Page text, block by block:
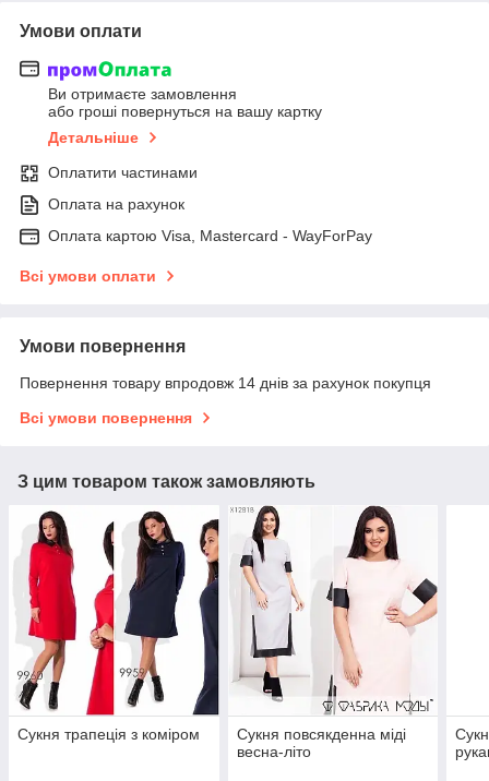
Умови оплати
Ви отримаєте замовлення
або гроші повернуться на вашу картку
Детальніше
Оплатити частинами
Оплата на рахунок
Оплата картою Visa, Mastercard - WayForPay
Всі умови оплати
Умови повернення
Повернення товару впродовж 14 днів за рахунок покупця
Всі умови повернення
З цим товаром також замовляють
Сукня трапеція з коміром
Сукня повсякденна міді
весна-літо